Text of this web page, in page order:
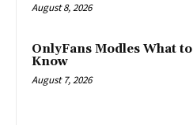
August 8, 2026
OnlyFans Modles What to
Know
August 7, 2026